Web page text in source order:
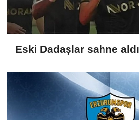
Eski Dadaşlar sahne aldı